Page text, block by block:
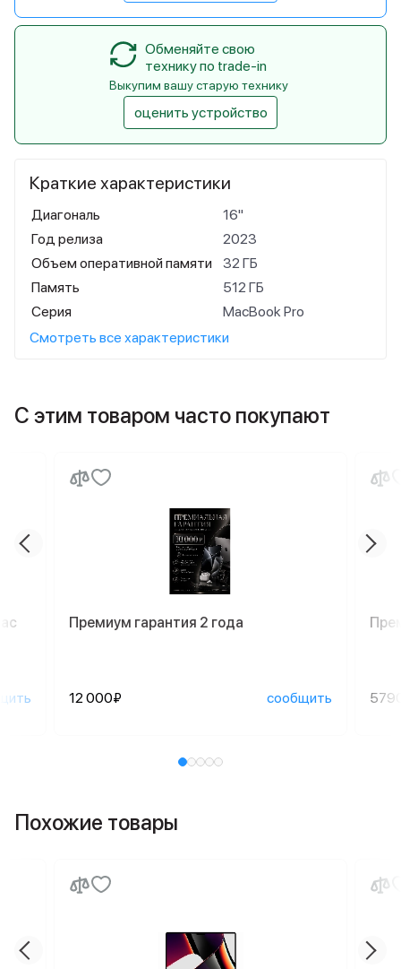
Краткие характеристики
Диагональ
16"
Год релиза
2023
Объем оперативной памяти
32 ГБ
Память
512 ГБ
Серия
MacBook Pro
Смотреть все характеристики
Обменяйте свою
технику по trade-in
Выкупим вашу старую технику
оценить устройство
С этим товаром часто покупают
Премиум гарантия 2 года
12 000₽ сообщить
Похожие товары